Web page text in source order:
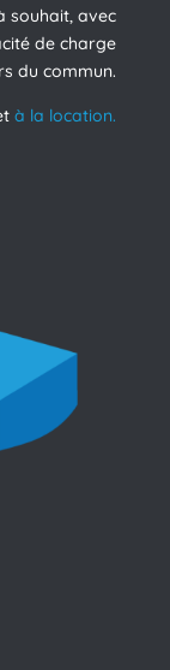
souhait, avec
de charge
du commun.
à la location.